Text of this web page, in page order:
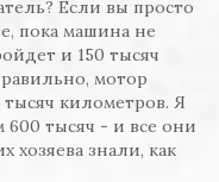
Если вы просто
пока машина не
и 150 тысяч
мотор
километров. Я
600 тысяч - и все они
хозяева знали, как